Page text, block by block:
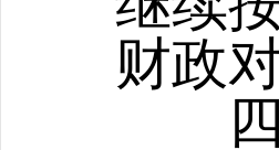
财政
四